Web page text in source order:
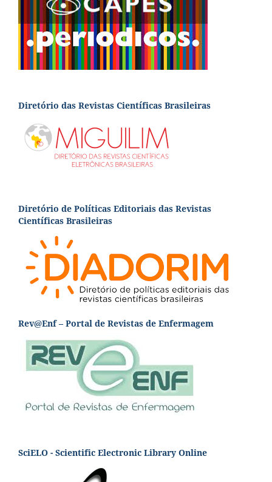
Diretório das Revistas Científicas Brasileiras
Diretório de Políticas Editoriais das Revistas
Científicas Brasileiras
Rev@Enf – Portal de Revistas de Enfermagem
SciELO - Scientific Electronic Library Online